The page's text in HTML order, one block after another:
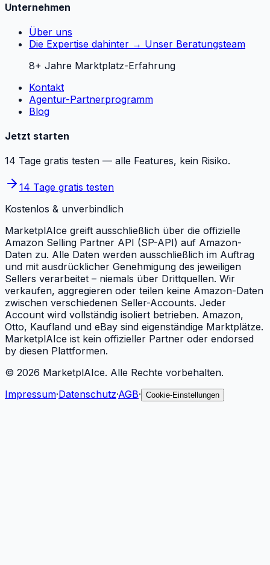
Unternehmen
Über uns
Die Expertise dahinter → Unser Beratungsteam
8+ Jahre Marktplatz-Erfahrung
Kontakt
Agentur-Partnerprogramm
Blog
Jetzt starten
14 Tage gratis testen — alle Features, kein Risiko.
14 Tage gratis testen
Kostenlos & unverbindlich
MarketplAIce greift ausschließlich über die offizielle
Amazon Selling Partner API (SP-API) auf Amazon-
Daten zu. Alle Daten werden ausschließlich im Auftrag
und mit ausdrücklicher Genehmigung des jeweiligen
Sellers verarbeitet – niemals über Drittquellen. Wir
verkaufen, aggregieren oder teilen keine Amazon-Daten
zwischen verschiedenen Seller-Accounts. Jeder
Account wird vollständig isoliert betrieben. Amazon,
Otto, Kaufland und eBay sind eigenständige Marktplätze.
MarketplAIce ist kein offizieller Partner oder endorsed
by diesen Plattformen.
© 2026 MarketplAIce. Alle Rechte vorbehalten.
Impressum·Datenschutz·AGB· Cookie-Einstellungen